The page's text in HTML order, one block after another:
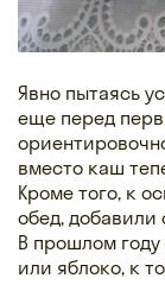
Явно пытаясь
еще перед
вместо каш
Кроме того, к
обед, добавили
В прошлом году
или яблоко, к